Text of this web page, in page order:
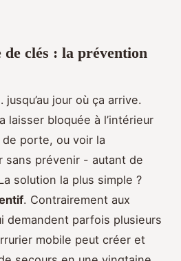
clés : la prévention
jour où ça arrive.
laisser bloquée à l’intérieur
porte, ou voir la
sans prévenir - autant de
solution la plus simple ?
. Contrairement aux
demandent parfois plusieurs
mobile peut créer et